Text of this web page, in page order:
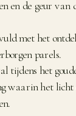
en de geur van
met het
parels.
tijdens het
waarin het